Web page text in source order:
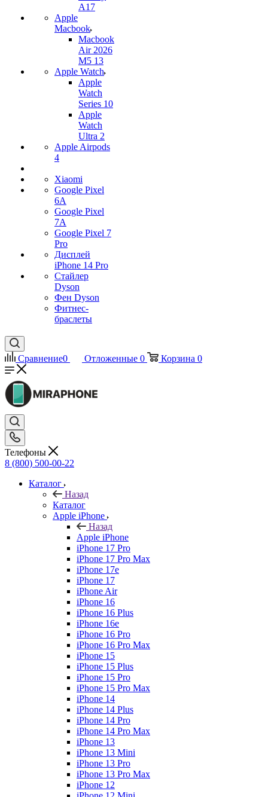
A17
Apple
Macbook
Macbook
Air 2026
M5 13
Apple Watch
Apple
Watch
Series 10
Apple
Watch
Ultra 2
Apple Airpods
4
Xiaomi
Google Pixel
6A
Google Pixel
7А
Google Pixel 7
Pro
Дисплей
iPhone 14 Pro
Стайлер
Dyson
Фен Dyson
Фитнес-
браслеты
Сравнение0 Отложенные 0 Корзина 0
Телефоны
8 (800) 500-00-22
Каталог
Назад
Каталог
Apple iPhone
Назад
Apple iPhone
iPhone 17 Pro
iPhone 17 Pro Max
iPhone 17e
iPhone 17
iPhone Air
iPhone 16
iPhone 16 Plus
iPhone 16e
iPhone 16 Pro
iPhone 16 Pro Max
iPhone 15
iPhone 15 Plus
iPhone 15 Pro
iPhone 15 Pro Max
iPhone 14
iPhone 14 Plus
iPhone 14 Pro
iPhone 14 Pro Max
iPhone 13
iPhone 13 Mini
iPhone 13 Pro
iPhone 13 Pro Max
iPhone 12